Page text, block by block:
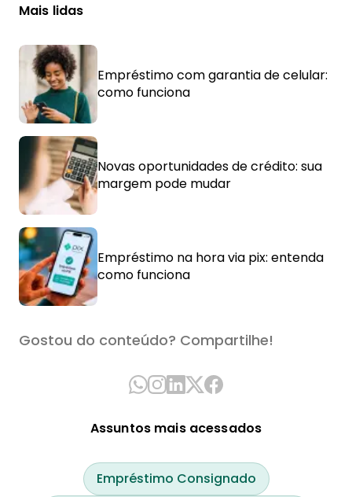
Mais lidas
Empréstimo com garantia de celular:
como funciona
Novas oportunidades de crédito: sua
margem pode mudar
Empréstimo na hora via pix: entenda
como funciona
Gostou do conteúdo? Compartilhe!
Assuntos mais acessados
Empréstimo Consignado